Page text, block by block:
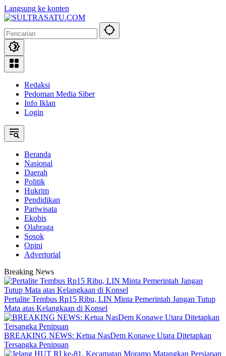
Langsung ke konten
Redaksi
Pedoman Media Siber
Info Iklan
Login
Beranda
Nasional
Daerah
Politik
Hukrim
Pendidikan
Pariwisata
Ekobis
Olahraga
Sosok
Opini
Advertorial
Breaking News
‎Pertalite Tembus Rp15 Ribu, LIN Minta Pemerintah Jangan Tutup
Mata atas Kelangkaan di Konsel
BREAKING NEWS: Ketua NasDem Konawe Utara Ditetapkan
Tersangka Penipuan